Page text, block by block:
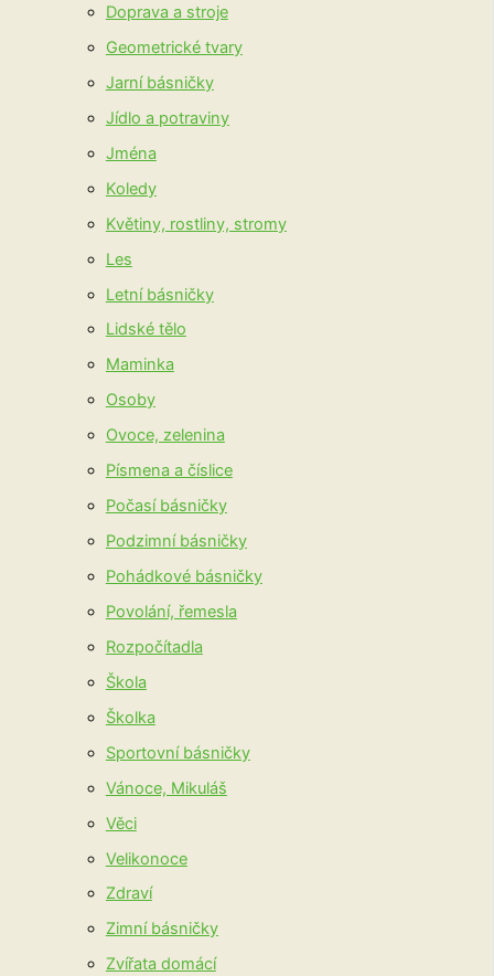
Doprava a stroje
Geometrické tvary
Jarní básničky
Jídlo a potraviny
Jména
Koledy
Květiny, rostliny, stromy
Les
Letní básničky
Lidské tělo
Maminka
Osoby
Ovoce, zelenina
Písmena a číslice
Počasí básničky
Podzimní básničky
Pohádkové básničky
Povolání, řemesla
Rozpočítadla
Škola
Školka
Sportovní básničky
Vánoce, Mikuláš
Věci
Velikonoce
Zdraví
Zimní básničky
Zvířata domácí